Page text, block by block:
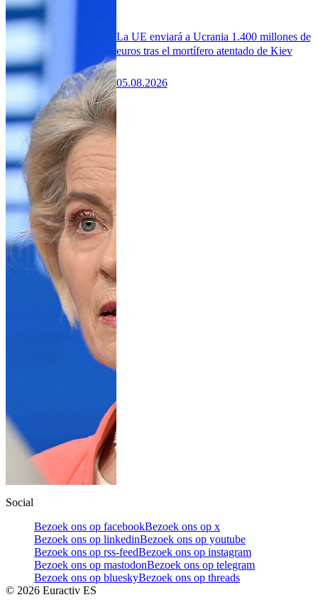
La UE enviará a Ucrania 1.400 millones de
euros tras el mortífero atentado de Kiev
05.08.2026
Social
Bezoek ons op facebookBezoek ons op x
Bezoek ons op linkedinBezoek ons op youtube
Bezoek ons op rss-feedBezoek ons op instagram
Bezoek ons op mastodonBezoek ons op telegram
Bezoek ons op blueskyBezoek ons op threads
© 2026 Euractiv ES